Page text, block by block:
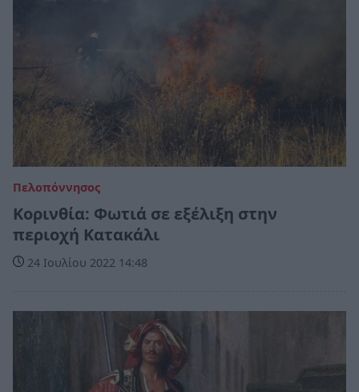
Πελοπόννησος
Κορινθία: Φωτιά σε εξέλιξη στην
περιοχή Κατακάλι
24 Ιουλίου 2022 14:48